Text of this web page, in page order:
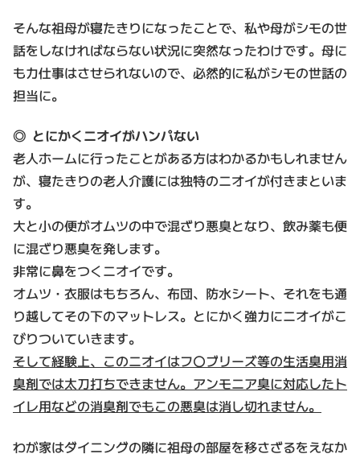
そんな祖母が寝たきりになったことで、私や母がシモの世
話をしなければならない状況に突然なったわけです。母に
も力仕事はさせられないので、必然的に私がシモの世話の
担当に。
◎ とにかくニオイがハンパない
老人ホームに行ったことがある方はわかるかもしれません
が、寝たきりの老人介護には独特のニオイが付きまといま
す。
大と小の便がオムツの中で混ざり悪臭となり、飲み薬も便
に混ざり悪臭を発します。
非常に鼻をつくニオイです。
オムツ・衣服はもちろん、布団、防水シート、それをも通
り越してその下のマットレス。とにかく強力にニオイがこ
びりついていきます。
そして経験上、このニオイはフ〇ブリーズ等の生活臭用消
臭剤では太刀打ちできません。アンモニア臭に対応したト
イレ用などの消臭剤でもこの悪臭は消し切れません。
わが家はダイニングの隣に祖母の部屋を移さざるをえなか